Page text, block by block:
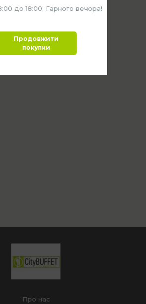
до 18:00. Гарного вечора!
Продовжити
покупки
Про нас